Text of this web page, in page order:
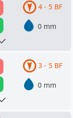
4 - 5 BF
0 mm
3 - 5 BF
0 mm